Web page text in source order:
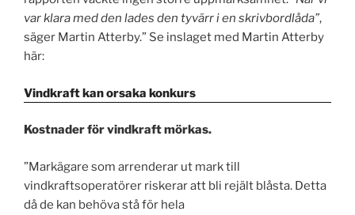
var klara med den lades den tyvärr i en skrivbordlåda”,
säger Martin Atterby.” Se inslaget med Martin Atterby
här:
Vindkraft kan orsaka konkurs
Kostnader för vindkraft mörkas.
”Markägare som arrenderar ut mark till
vindkraftsoperatörer riskerar att bli rejält blåsta. Detta
då de kan behöva stå för hela